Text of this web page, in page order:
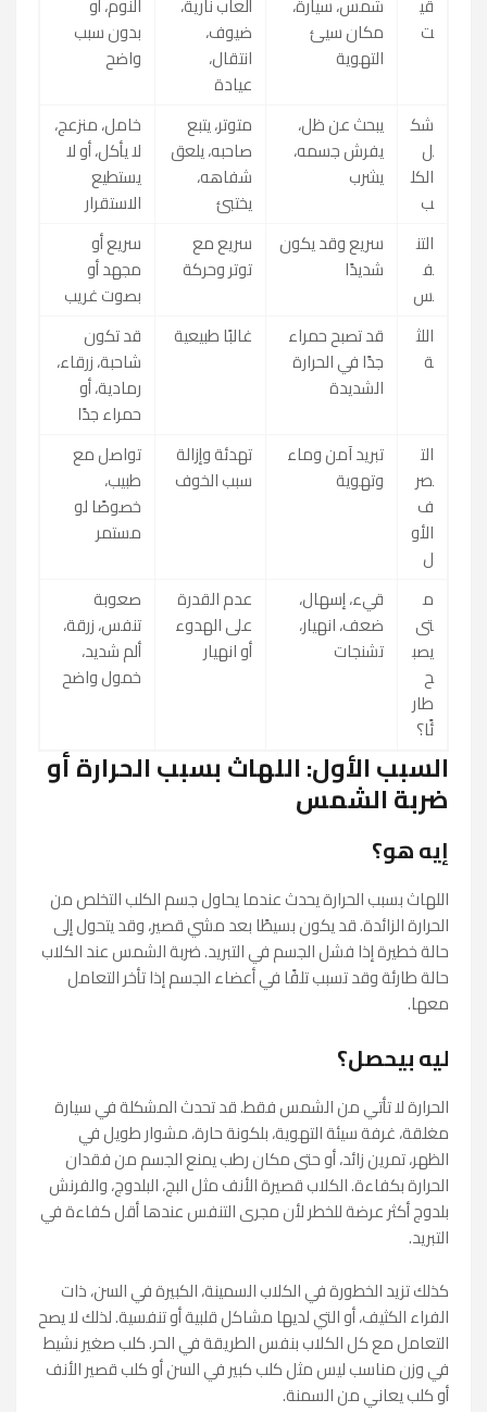
ت
مكان سيئ
التهوية
ضيوف،
انتقال،
عيادة
بدون سبب
واضح
شك
ل
الكل
ب
يبحث عن ظل،
يفرش جسمه،
يشرب
متوتر، يتبع
صاحبه، يلعق
شفاهه،
يختبئ
خامل، منزعج،
لا يأكل، أو لا
يستطيع
الاستقرار
التن
ف
س
سريع وقد يكون
شديدًا
سريع مع
توتر وحركة
سريع أو
مجهد أو
بصوت غريب
اللث
ة
قد تصبح حمراء
جدًا في الحرارة
الشديدة
غالبًا طبيعية
قد تكون
شاحبة، زرقاء،
رمادية، أو
حمراء جدًا
الت
صر
ف
الأو
ل
تبريد آمن وماء
وتهوية
تهدئة وإزالة
سبب الخوف
تواصل مع
طبيب،
خصوصًا لو
مستمر
م
تى
يصب
ح
طار
ئًا؟
قيء، إسهال،
ضعف، انهيار،
تشنجات
عدم القدرة
على الهدوء
أو انهيار
صعوبة
تنفس، زرقة،
ألم شديد،
خمول واضح
السبب الأول: اللهاث بسبب الحرارة أو
ضربة الشمس
إيه هو؟
اللهاث بسبب الحرارة يحدث عندما يحاول جسم الكلب التخلص من
الحرارة الزائدة. قد يكون بسيطًا بعد مشي قصير، وقد يتحول إلى
حالة خطيرة إذا فشل الجسم في التبريد. ضربة الشمس عند الكلاب
حالة طارئة وقد تسبب تلفًا في أعضاء الجسم إذا تأخر التعامل
معها.
ليه بيحصل؟
الحرارة لا تأتي من الشمس فقط. قد تحدث المشكلة في سيارة
مغلقة، غرفة سيئة التهوية، بلكونة حارة، مشوار طويل في
الظهر، تمرين زائد، أو حتى مكان رطب يمنع الجسم من فقدان
الحرارة بكفاءة. الكلاب قصيرة الأنف مثل البج، البلدوج، والفرنش
بلدوج أكثر عرضة للخطر لأن مجرى التنفس عندها أقل كفاءة في
التبريد.
كذلك تزيد الخطورة في الكلاب السمينة، الكبيرة في السن، ذات
الفراء الكثيف، أو التي لديها مشاكل قلبية أو تنفسية. لذلك لا يصح
التعامل مع كل الكلاب بنفس الطريقة في الحر. كلب صغير نشيط
في وزن مناسب ليس مثل كلب كبير في السن أو كلب قصير الأنف
أو كلب يعاني من السمنة.